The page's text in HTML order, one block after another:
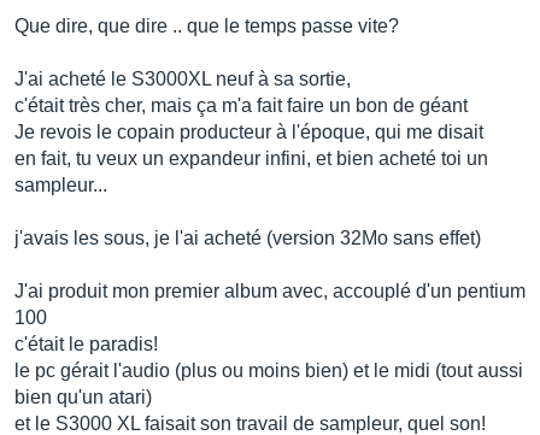
Que dire, que dire .. que le temps passe vite?
J'ai acheté le S3000XL neuf à sa sortie,
c'était très cher, mais ça m'a fait faire un bon de géant
Je revois le copain producteur à l'époque, qui me disait
en fait, tu veux un expandeur infini, et bien acheté toi un
sampleur...
j'avais les sous, je l'ai acheté (version 32Mo sans effet)
J'ai produit mon premier album avec, accouplé d'un pentium
100
c'était le paradis!
le pc gérait l'audio (plus ou moins bien) et le midi (tout aussi
bien qu'un atari)
et le S3000 XL faisait son travail de sampleur, quel son!